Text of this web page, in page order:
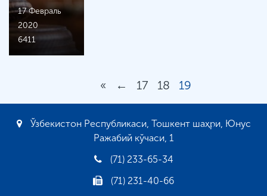
17 Февраль
2020
6411
« ← 17 18 19
Ўзбекистон Республикаси, Тошкент шаҳри, Юнус
Ражабий кўчаси, 1
(71) 233-65-34
(71) 231-40-66